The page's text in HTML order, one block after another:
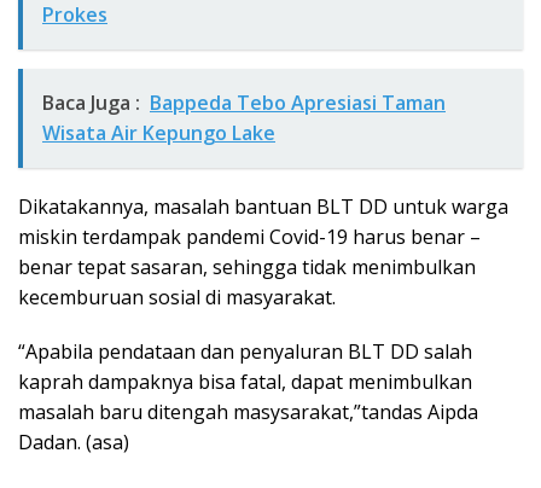
Prokes
Baca Juga : Bappeda Tebo Apresiasi Taman
Wisata Air Kepungo Lake
Dikatakannya, masalah bantuan BLT DD untuk warga
miskin terdampak pandemi Covid-19 harus benar –
benar tepat sasaran, sehingga tidak menimbulkan
kecemburuan sosial di masyarakat.
“Apabila pendataan dan penyaluran BLT DD salah
kaprah dampaknya bisa fatal, dapat menimbulkan
masalah baru ditengah masysarakat,”tandas Aipda
Dadan. (asa)